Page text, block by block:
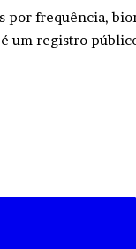
frequência,
é um registro